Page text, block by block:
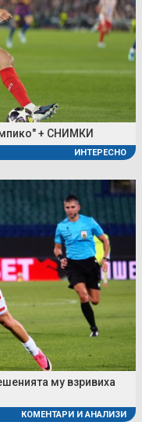
+ СНИМКИ
ИНТЕРЕСНО
му взривиха
КОМЕНТАРИ И АНАЛИЗИ